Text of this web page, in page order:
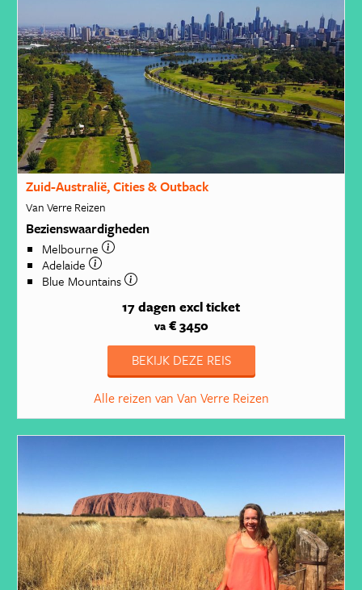
Zuid-Australië, Cities & Outback
Van Verre Reizen
Bezienswaardigheden
Melbourne
Adelaide
Blue Mountains
17 dagen excl ticket
va€ 3450
BEKIJK DEZE REIS
Alle reizen van Van Verre Reizen